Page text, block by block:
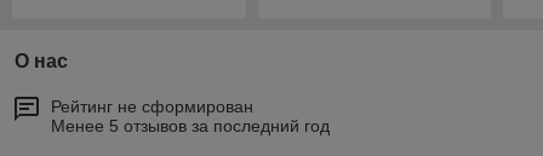
О нас
Рейтинг не сформирован
Менее 5 отзывов за последний год